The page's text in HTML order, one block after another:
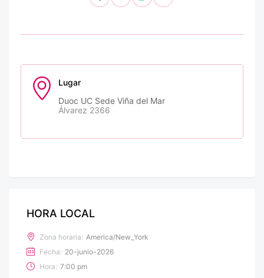
Lugar
Duoc UC Sede Viña del Mar
Álvarez 2366
HORA LOCAL
Zona horaria: America/New_York
Fecha: 20-junio-2026
Hora: 7:00 pm